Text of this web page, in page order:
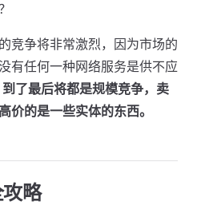
竞争将非常激烈，因为市场的
有任何一种网络服务是供不应
了最后将都是规模竞争，卖
价的是一些实体的东西。
略